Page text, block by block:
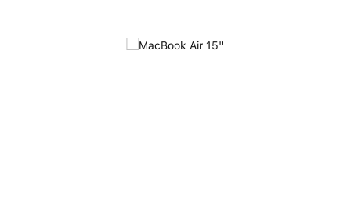
Bildergalerie überspringen